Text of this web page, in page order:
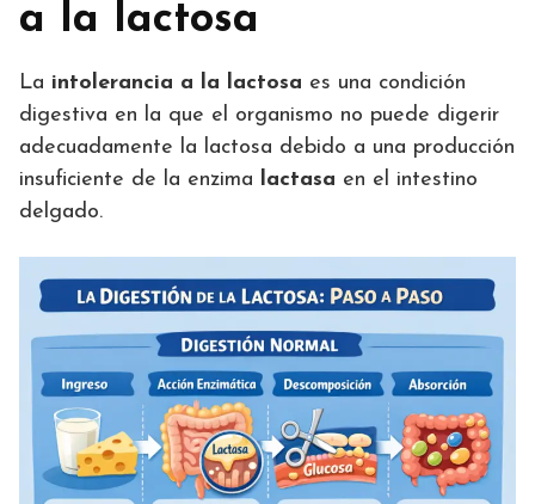
a la lactosa
La intolerancia a la lactosa es una condición
digestiva en la que el organismo no puede digerir
adecuadamente la lactosa debido a una producción
insuficiente de la enzima
lactasa en el intestino
delgado.